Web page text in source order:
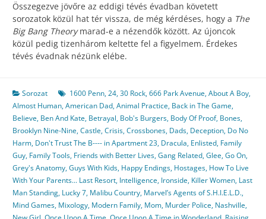
Összegezve jövőre az eddigi tévés évadban követett
sorozatok közül hat tér vissza, de még kérdéses, hogy a The
Big Bang Theorymarad-e a nézendők között. Az újoncok
közül pedig tizenhárom keltette fel a figyelmem. Érdekes
tévés évadnak nézünk elébe.
Sorozat 1600 Penn,24,30 Rock,666 Park Avenue,About A Boy,
Almost Human,American Dad,Animal Practice, Back in The Game,
Believe, Ben And Kate, Betrayal, Bob's Burgers, Body Of Proof, Bones,
Brooklyn Nine-Nine,Castle,Crisis,Crossbones, Dads, Deception, Do No
Harm, Don't Trust The B---- in Apartment 23, Dracula, Enlisted, Family
Guy, Family Tools, Friends with Better Lives,Gang Related,Glee,Go On,
Grey's Anatomy,Guys With Kids, Happy Endings, Hostages, How To Live
With Your Parents... Last Resort, Intelligence, Ironside, Killer Women, Last
Man Standing, Lucky 7, Malibu Country, Marvel’s Agents of S.H.I.E.L.D.,
Mind Games, Mixology, Modern Family, Mom, Murder Police, Nashville,